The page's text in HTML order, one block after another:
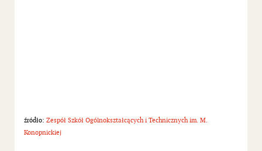
źródło: Zespół Szkół Ogólnokształcących i Technicznych im. M.
Konopnickiej